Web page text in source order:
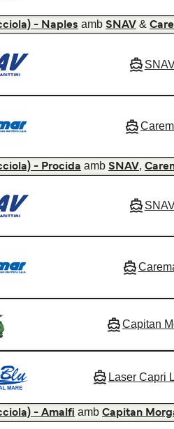
- Naples amb SNAV &
- Procida amb SNAV,
Capitan
Laser Capri
- Amalfi amb Capitan